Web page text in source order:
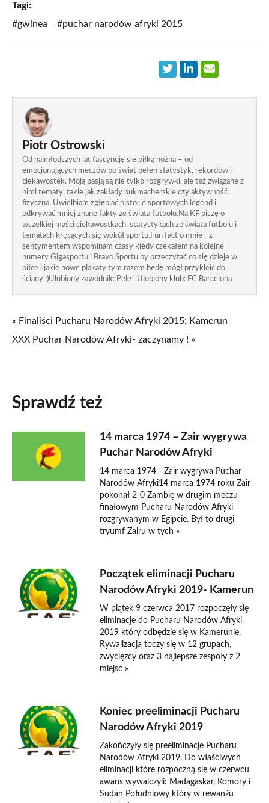
Tagi:
#gwinea
#puchar narodów afryki 2015
Piotr Ostrowski
Od najmłodszych lat fascynuję się piłką nożną – od
emocjonujących meczów po świat pełen statystyk, rekordów i
ciekawostek. Moją pasją są nie tylko rozgrywki, ale też związane z
nimi tematy, takie jak zakłady bukmacherskie czy aktywność
fizyczna. Uwielbiam zgłębiać historie sportowych legend i
odkrywać mniej znane fakty ze świata futbolu.Na KF piszę o
wszelkiej maści ciekawostkach, statystykach ze świata futbolu i
tematach kręcących się wokół sportu.Fun fact o mnie - z
sentymentem wspominam czasy kiedy czekałem na kolejne
numery Gigasportu i Bravo Sportu by przeczytać co się dzieje w
piłce i jakie nowe plakaty tym razem będę mógł przykleić do
ściany :)Ulubiony zawodnik: Pele | Ulubiony klub: FC Barcelona
« Finaliści Pucharu Narodów Afryki 2015: Kamerun
XXX Puchar Narodów Afryki- zaczynamy ! »
Sprawdź też
14 marca 1974 – Zair wygrywa
Puchar Narodów Afryki
14 marca 1974 - Zair wygrywa Puchar
Narodów Afryki14 marca 1974 roku Zair
pokonał 2-0 Zambię w drugim meczu
finałowym Pucharu Narodów Afryki
rozgrywanym w Egipcie. Był to drugi
tryumf Zairu w tych »
Początek eliminacji Pucharu
Narodów Afryki 2019- Kamerun
W piątek 9 czerwca 2017 rozpoczęły się
eliminacje do Pucharu Narodów Afryki
2019 który odbędzie się w Kamerunie.
Rywalizacja toczy się w 12 grupach,
zwycięzcy oraz 3 najlepsze zespoły z 2
miejsc »
Koniec preeliminacji Pucharu
Narodów Afryki 2019
Zakończyły się preeliminacje Pucharu
Narodów Afryki 2019. Do właściwych
eliminacji które rozpoczną się w czerwcu
awans wywalczyli: Madagaskar, Komory i
Sudan Południowy który w rewanżu